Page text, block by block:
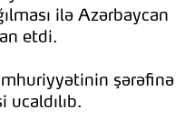
ilə Azərbaycan
etdi.
şərəfinə
ucaldılıb.